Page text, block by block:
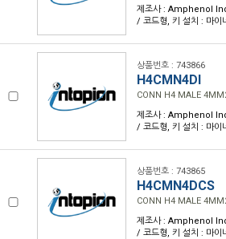
제조사 : Amphenol
/ 코드형, 키 설치 : 마이
상품번호 : 743866
H4CMN4DI
CONN H4 MALE
제조사 : Amphenol
/ 코드형, 키 설치 : 마이
상품번호 : 743865
H4CMN4DCS
CONN H4 MALE
제조사 : Amphenol
/ 코드형, 키 설치 : 마이